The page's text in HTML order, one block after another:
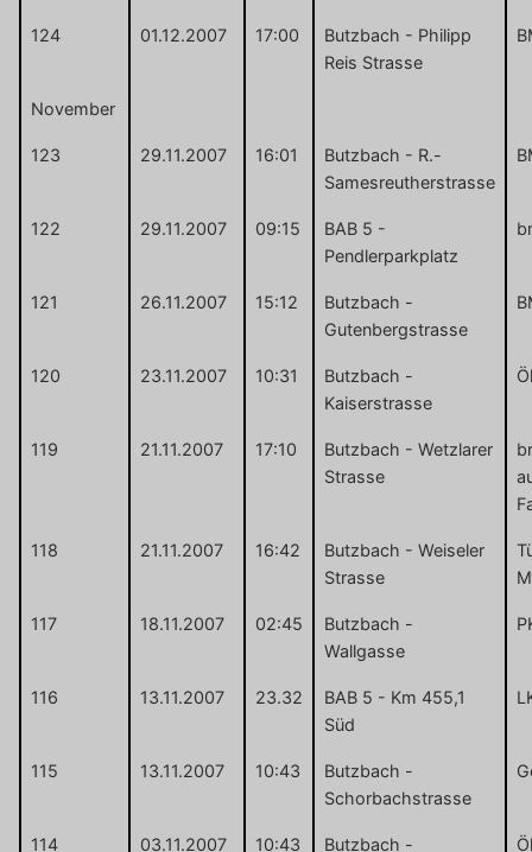
124 01.12.2007 17:00
Butzbach - Philipp
Reis Strasse
November
123 29.11.2007 16:01
Butzbach - R.-
Samesreutherstrasse
122 29.11.2007 09:15
BAB 5 -
Pendlerparkplatz
121 26.11.2007 15:12
Butzbach -
Gutenbergstrasse
120 23.11.2007 10:31
Butzbach -
Kaiserstrasse
119 21.11.2007 17:10
Butzbach - Wetzlarer
Strasse
118 21.11.2007 16:42
Butzbach - Weiseler
Strasse
117 18.11.2007 02:45
Butzbach -
Wallgasse
116 13.11.2007 23.32
BAB 5 - Km 455,1
Süd
115 13.11.2007 10:43
Butzbach -
Schorbachstrasse
114 03.11.2007 10:43
Butzbach -